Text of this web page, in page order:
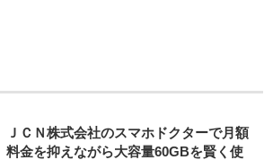
ＪＣＮ株式会社のスマホドクターで月額
料金を抑えながら大容量60GBを賢く使